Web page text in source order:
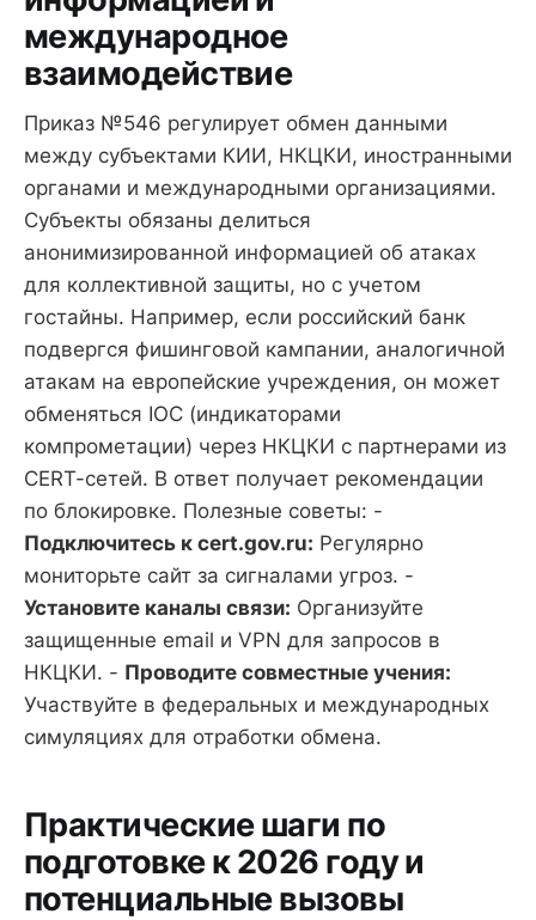
международное
взаимодействие
Приказ №546 регулирует обмен данными
между субъектами КИИ, НКЦКИ, иностранными
органами и международными организациями.
Субъекты обязаны делиться
анонимизированной информацией об атаках
для коллективной защиты, но с учетом
гостайны. Например, если российский банк
подвергся фишинговой кампании, аналогичной
атакам на европейские учреждения, он может
обменяться IOC (индикаторами
компрометации) через НКЦКИ с партнерами из
CERT-сетей. В ответ получает рекомендации
по блокировке. Полезные советы: -
Подключитесь к cert.gov.ru: Регулярно
мониторьте сайт за сигналами угроз. -
Установите каналы связи: Организуйте
защищенные email и VPN для запросов в
НКЦКИ. - Проводите совместные учения:
Участвуйте в федеральных и международных
симуляциях для отработки обмена.
Практические шаги по
подготовке к 2026 году и
потенциальные вызовы